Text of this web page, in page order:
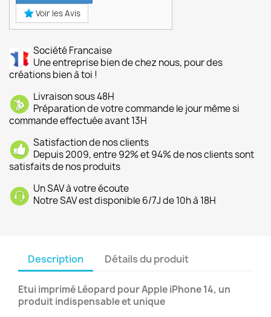
Voir les Avis
Société Francaise
Une entreprise bien de chez nous, pour des
créations bien à toi !
Livraison sous 48H
Préparation de votre commande le jour même si
commande effectuée avant 13H
Satisfaction de nos clients
Depuis 2009, entre 92% et 94% de nos clients sont
satisfaits de nos produits
Un SAV à votre écoute
Notre SAV est disponible 6/7J de 10h à 18H
Description Détails du produit
Etui imprimé Léopard pour Apple iPhone 14, un
produit indispensable et unique